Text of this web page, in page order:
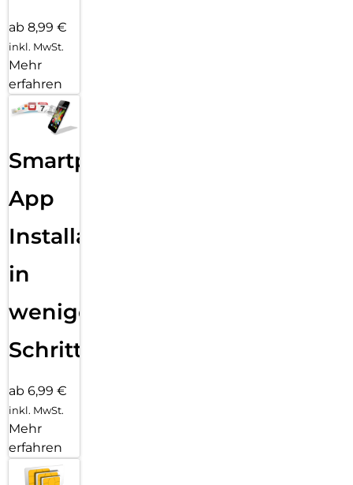
ab 8,99 €
inkl. MwSt.
Mehr
erfahren
Smartphone
App
Installation
in
wenigen
Schritten
ab 6,99 €
inkl. MwSt.
Mehr
erfahren